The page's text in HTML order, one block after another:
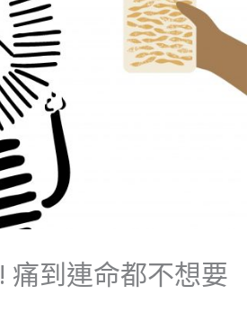
到連命都不想要